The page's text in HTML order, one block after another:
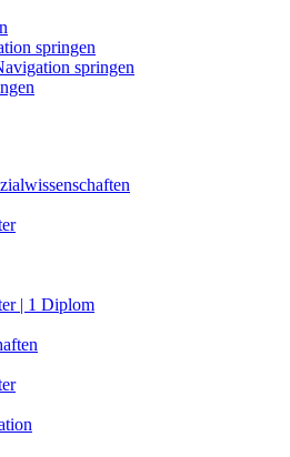
springen
springen
| 1 Diplom